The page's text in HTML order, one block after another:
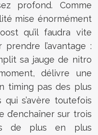
profond. Comme
mise énormément
qu’il faudra vite
l’avantage :
sa jauge de nitro
délivre une
timing pas des plus
s’avère toutefois
d’enchaîner sur trois
de plus en plus